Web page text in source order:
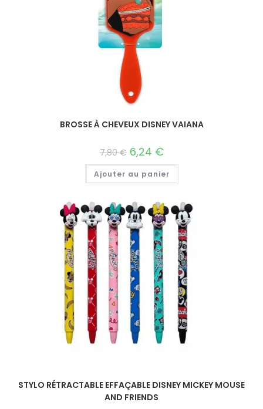
BROSSE À CHEVEUX DISNEY VAIANA
7,80€ 6,24 €
Ajouter au panier
STYLO RÉTRACTABLE EFFAÇABLE DISNEY MICKEY MOUSE
AND FRIENDS